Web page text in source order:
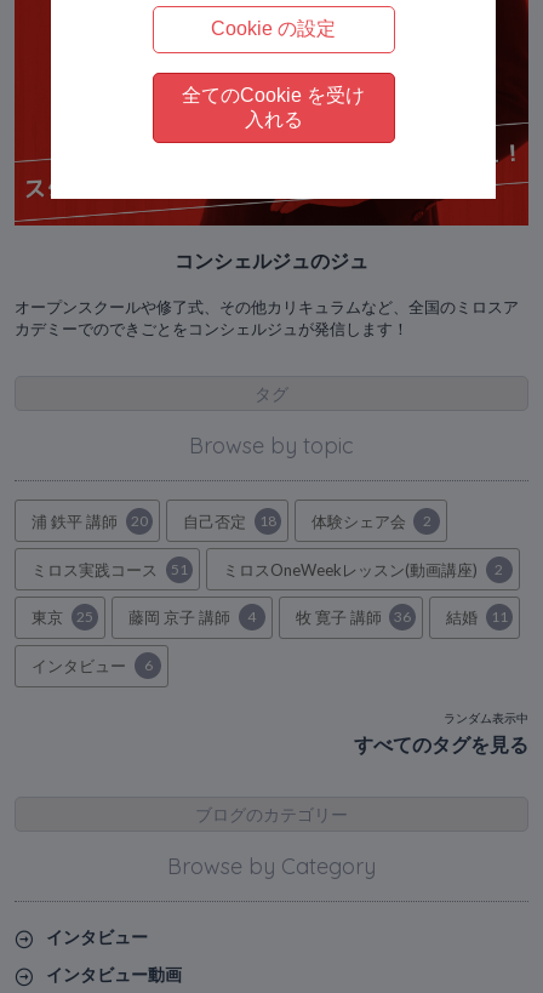
コンシェルジュのジュ
オープンスクールや修了式、その他カリキュラムなど、全国のミロスア
カデミーでのできごとをコンシェルジュが発信します！
タグ
Browse by topic
浦 鉄平 講師 20 自己否定 18 体験シェア会 2
ミロス実践コース 51 ミロスOneWeekレッスン(動画講座) 2
東京 25 藤岡 京子 講師 4 牧 寛子 講師 36 結婚 11
インタビュー 6
ランダム表示中
すべてのタグを見る
ブログのカテゴリー
Browse by Category
インタビュー
インタビュー動画
Cookie の設定
全てのCookie を受け
入れる